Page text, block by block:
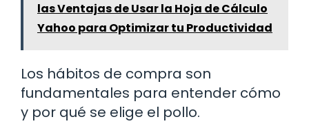
las Ventajas de Usar la Hoja de Cálculo
Yahoo para Optimizar tu Productividad
Los hábitos de compra son
fundamentales para entender cómo
y por qué se elige el pollo.